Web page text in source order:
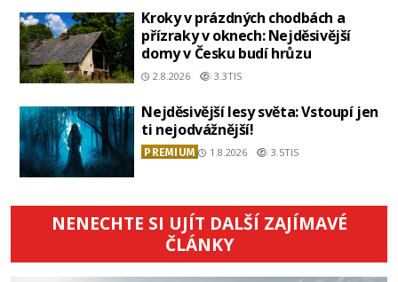
Kroky v prázdných chodbách a
přízraky v oknech: Nejděsivější
domy v Česku budí hrůzu
2.8.2026 3.3TIS
Nejděsivější lesy světa: Vstoupí jen
ti nejodvážnější!
PREMIUM 1.8.2026 3.5TIS
NENECHTE SI UJÍT DALŠÍ ZAJÍMAVÉ
ČLÁNKY